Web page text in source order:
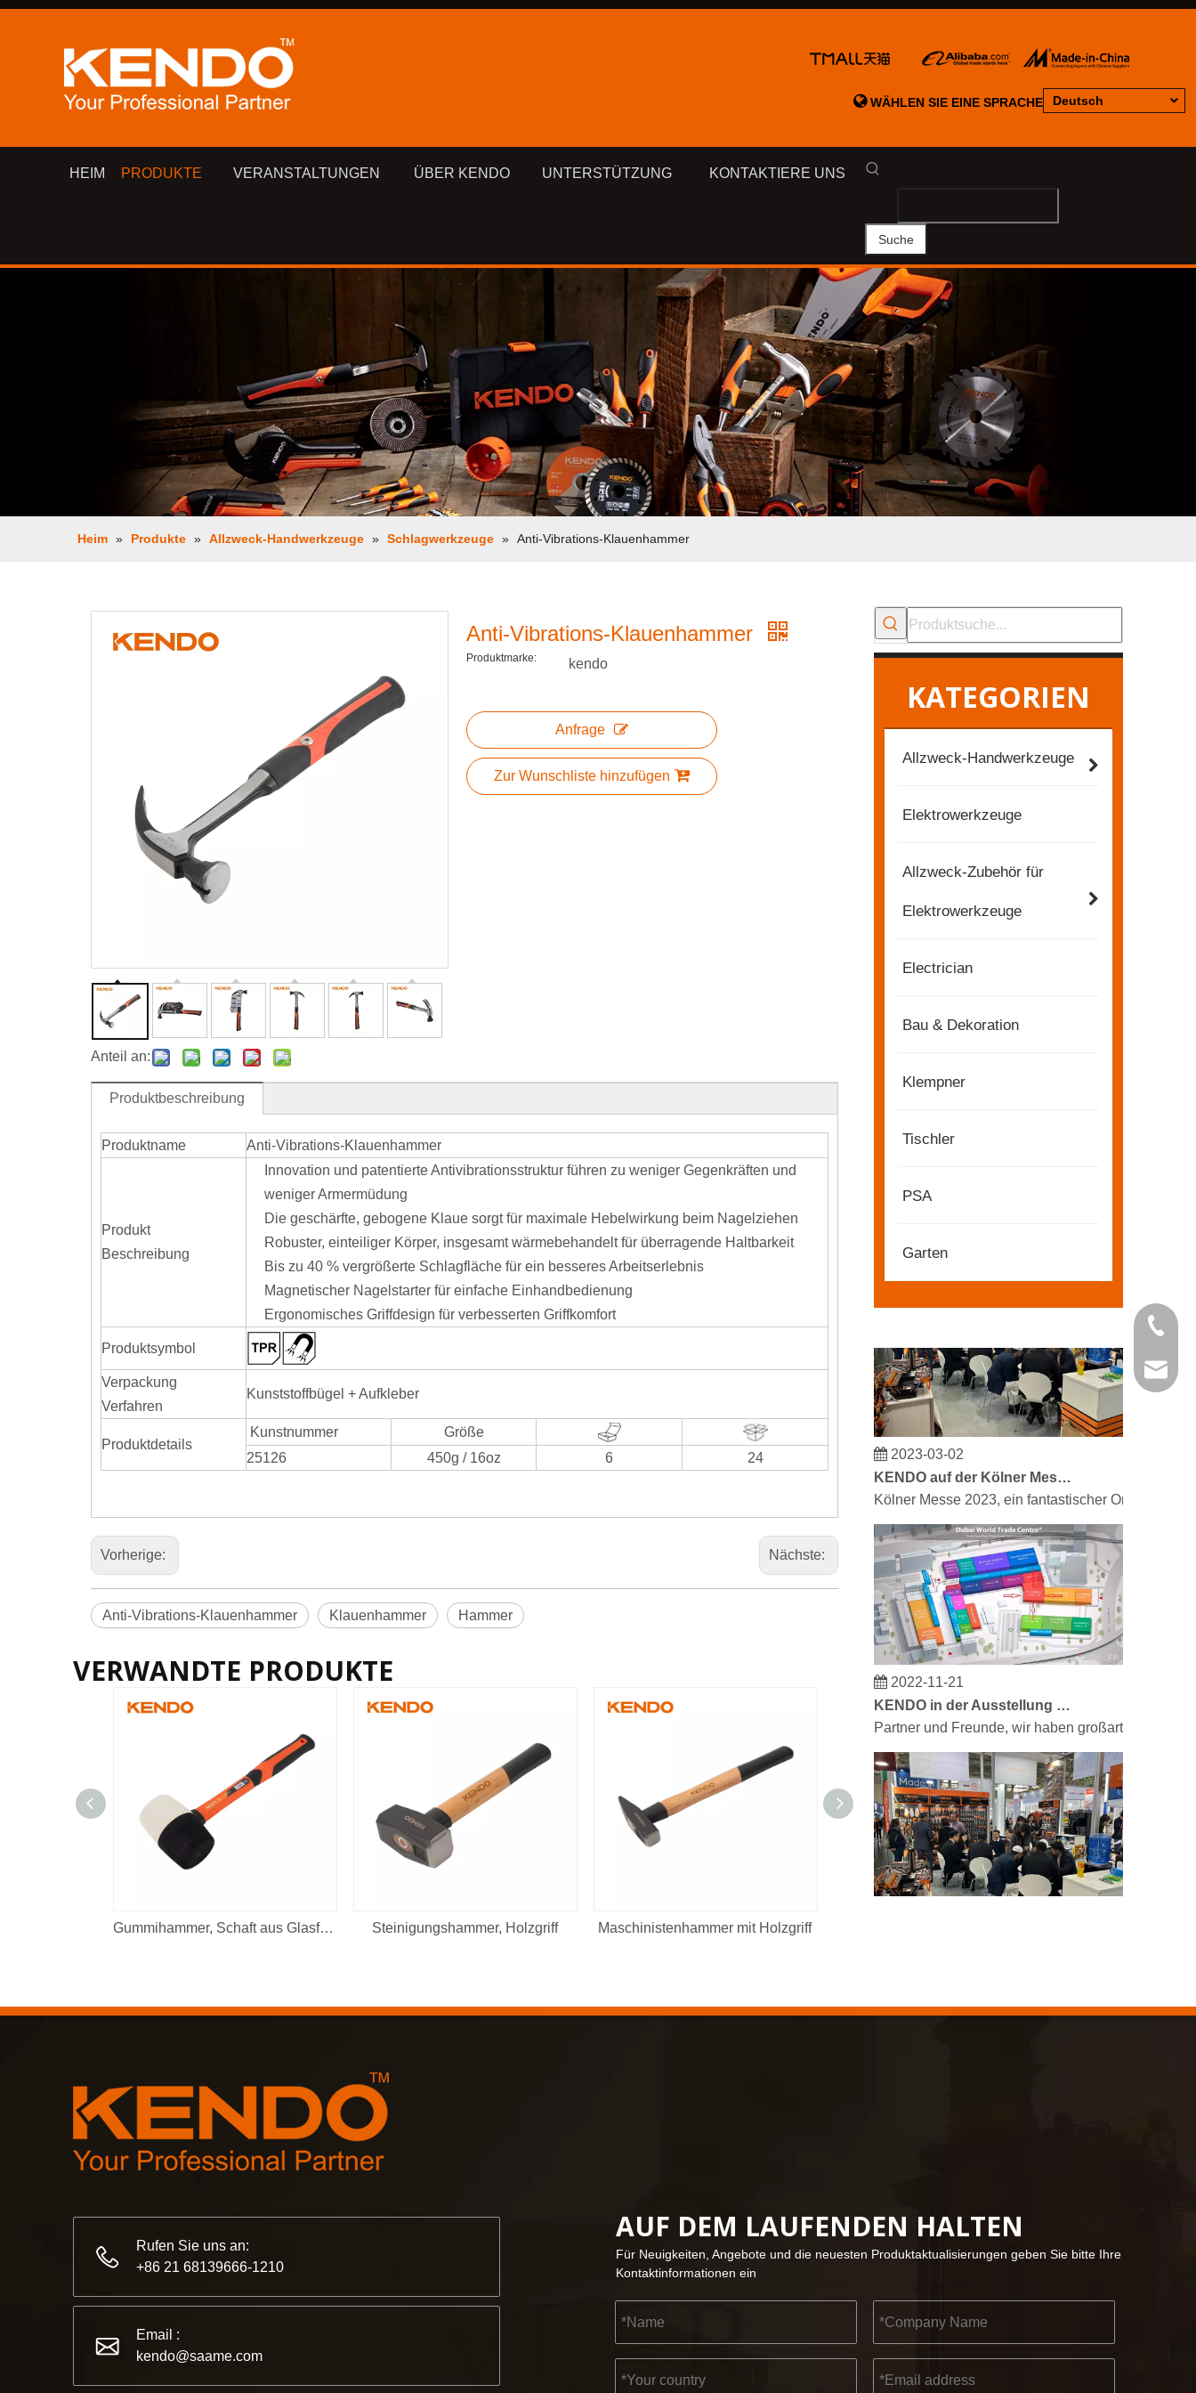
WÄHLEN SIE EINE SPRACHE Deutsch
HEIM PRODUKTE VERANSTALTUNGEN ÜBER KENDO UNTERSTÜTZUNG KONTAKTIERE UNS
Suche
Heim » Produkte » Allzweck-Handwerkzeuge » Schlagwerkzeuge » Anti-Vibrations-Klauenhammer
Anteil an:
Anti-Vibrations-Klauenhammer
Produktmarke: kendo
Anfrage
Zur Wunschliste hinzufügen
Produktbeschreibung
Produktname Anti-Vibrations-Klauenhammer
Produkt
Beschreibung
Innovation und patentierte Antivibrationsstruktur führen zu weniger Gegenkräften und
weniger Armermüdung
Die geschärfte, gebogene Klaue sorgt für maximale Hebelwirkung beim Nagelziehen
Robuster, einteiliger Körper, insgesamt wärmebehandelt für überragende Haltbarkeit
Bis zu 40 % vergrößerte Schlagfläche für ein besseres Arbeitserlebnis
Magnetischer Nagelstarter für einfache Einhandbedienung
Ergonomisches Griffdesign für verbesserten Griffkomfort
Produktsymbol
Verpackung
Verfahren
Kunststoffbügel + Aufkleber
Produktdetails
Kunstnummer
Größe
25126
450g / 16oz 6 24
Vorherige: Nächste:
Anti-Vibrations-Klauenhammer Klauenhammer Hammer
VERWANDTE PRODUKTE
Gummihammer, Schaft aus Glasfaser Steinigungshammer, Holzgriff Maschinistenhammer mit Holzgriff
KATEGORIEN
Allzweck-Handwerkzeuge
Elektrowerkzeuge
Allzweck-Zubehör für
Elektrowerkzeuge
Electrician
Bau & Dekoration
Klempner
Tischler
PSA
Garten
Partner und Freunde, wir haben großartige
Partner und Freunde, wir haben großartige
+86 21
Rufen Sie uns an:
+86 21 68139666-1210
Email :
kendo@saame.com
AUF DEM LAUFENDEN HALTEN
Für Neuigkeiten, Angebote und die neuesten Produktaktualisierungen geben Sie bitte Ihre
Kontaktinformationen ein